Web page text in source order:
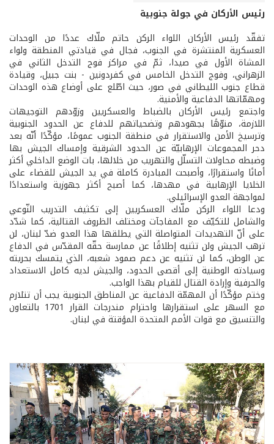
رئيس الأركان في جولة جنوبية
تفقّد رئيس الأركان اللواء الركن حاتم ملّاك عددًا من الوحدات
العسكرية المنتشرة في الجنوب، فجال في قيادتي المنطقة ولواء
المشاة الأول في صيدا، ثمّ في مراكز فوج التدخل الثاني في
الزهراني، وفوج التدخل الخامس في كفردونين - بنت جبيل، وقيادة
قطاع جنوب الليطاني في صور، حيث اطّلع على أوضاع هذه الوحدات
ومهمّاتها الدفاعية والأمنية.
واجتمع رئيس الأركان بالضباط والعسكريين وزوّدهم التوجيهات
اللازمة، منوّهًا بجهودهم وتضحياتهم للدفاع عن الحدود الجنوبية
وترسيخ الأمن والاستقرار في منطقة الجنوب عمومًا، مؤكّدًا أنّه بعد
دحر المجموعات الإرهابيّة عن الحدود الشرقية وإمساك الجيش بها
وضبطه محاولات التسلّل والتهريب من خلالها، بات الوضع الداخلي أكثر
أمانًا واستقرارًا، وأصبحت المبادرة كاملة في يد الجيش للقضاء على
الخلايا الإرهابية في مهدها، كما أصبح أكثر جهوزية واستعدادًا
لمواجهة العدو الإسرائيلي.
ودعا اللواء الركن ملّاك العسكريين إلى تكثيف التدريب النّوعي
والشامل للتكيّف مع المفاجآت ومختلف الظروف القتالية، كما شدّد
على أنّ التهديدات المتواصلة التي يطلقها هذا العدو ضدّ لبنان، لن
ترهب الجيش ولن تثنيه إطلاقًا عن ممارسة حقّه المقدّس في الدفاع
عن الوطن، كما لن تثنيه عن دعم صمود شعبه، الذي يتمسك بحريته
وسيادته الوطنية إلى أقصى الحدود، والجيش لديه كامل الاستعداد
والحرفية وإرادة القتال للقيام بهذا الواجب.
وختم مؤكّدًا أن المهمّة الدفاعية عن المناطق الجنوبية يجب أن تتلازم
مع السهر على استقرارها واحترام مندرجات القرار 1701 بالتعاون
والتنسيق مع قوات الأمم المتحدة المؤقتة في لبنان.